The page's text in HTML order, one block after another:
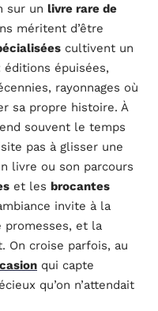
sur un livre rare de
méritent d’être
cultivent un
épuisées,
rayonnages où
sa propre histoire. À
souvent le temps
pas à glisser une
livre ou son parcours
et les brocantes
invite à la
et la
On croise parfois, au
qui capte
qu’on n’attendait